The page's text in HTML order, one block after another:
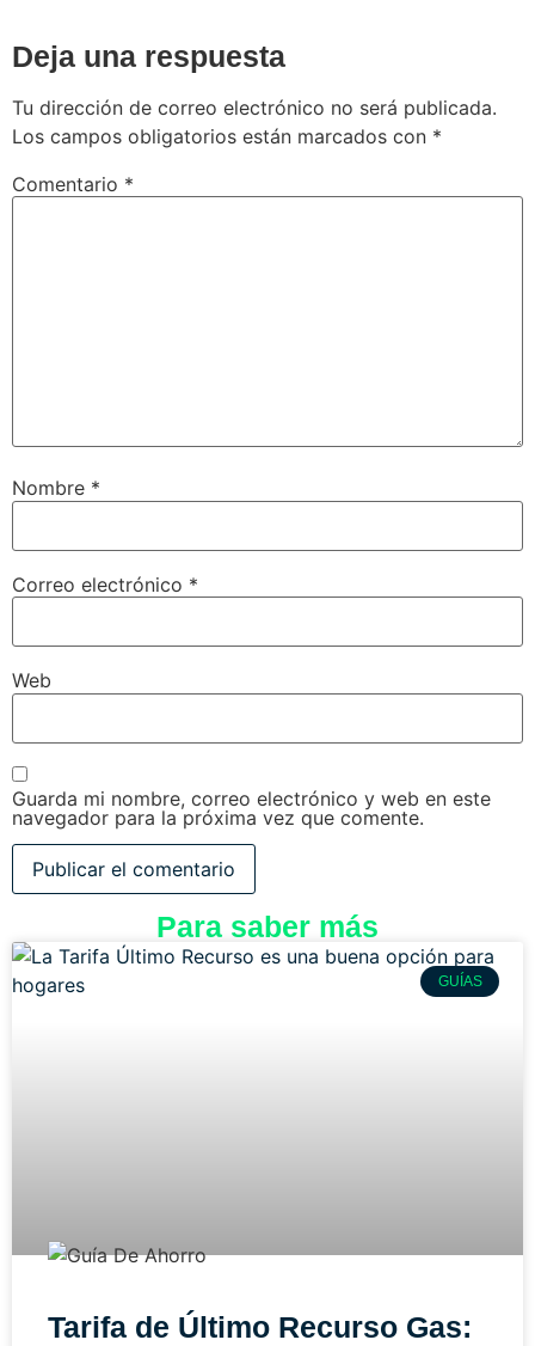
Deja una respuesta
Tu dirección de correo electrónico no será publicada.
Los campos obligatorios están marcados con *
Comentario *
Nombre *
Correo electrónico *
Web
Guarda mi nombre, correo electrónico y web en este
navegador para la próxima vez que comente.
Para saber más
GUÍAS
Tarifa de Último Recurso Gas: